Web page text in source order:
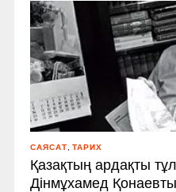
САЯСАТ ТАРИХ
Қазақтың ардақты
Дінмұхамед